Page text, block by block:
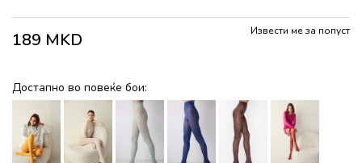
189 MKD Извести ме за попуст
Достапно во повеќе бои: